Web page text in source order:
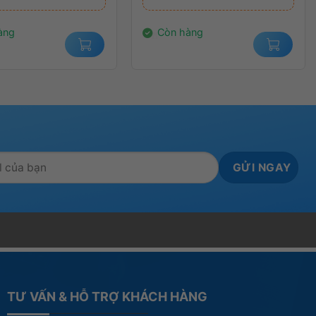
1.699.000₫.
là:
Còn hàng
TƯ VẤN & HỖ TRỢ KHÁCH HÀNG